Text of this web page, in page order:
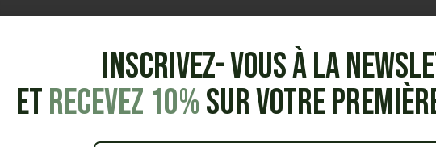
Inscrivez- vous à la
etRecevez 10%sur votre